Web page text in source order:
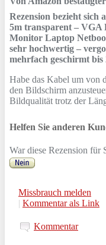
Rezension bezieht sich
5m transparent – VGA
Monitor Laptop
sehr hochwertig –
mehrfach geschirmt
Habe das Kabel um von
den Bildschirm
Bildqualität trotz der
Helfen Sie anderen
War diese Rezension für
Missbrauch melden
| Kommentar als Link
Kommentar